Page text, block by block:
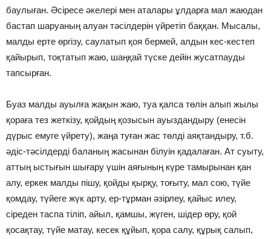
баулыған. Әсiресе әкелерi мен аталары ұлдарға мал жаюдан
бастап шаруаның алуан тәсiлдерiн үйретiп баққан. Мысалы,
малды ерте өргiзу, саулатып қоя бермей, алдын кес-кестеп
қайырып, тоқтатып жаю, шаңқай түске дейiн жусатпауды
тапсырған.
Буаз малды ауылға жақын жаю, туа қалса төлiн алып жылы
қораға тез жеткiзу, қойдың қозысын ауыздандыру (енесiн
дүрыс емуге үйрету), жаңа туған жас төлдi аяқтандыру, т.б.
әдiс-тәсiлдердi баланың жасынан бiлуiн қадалаған. Ат суыту,
аттың ыстығын шығару үшiн аяғының күре тамырынан қан
алу, еркек малды пiшу, қойды қырқу, тоғыту, мал сою, түйе
қомдау, түйеге жүк арту, ер-тұрман әзiрлеу, қайыс илеу,
сiреден таспа тiлiп, айыл, қамшы, жүген, шiдер өру, қой
қосақтау, түйе матау, кесек құйып, қора салу, құрық салып,